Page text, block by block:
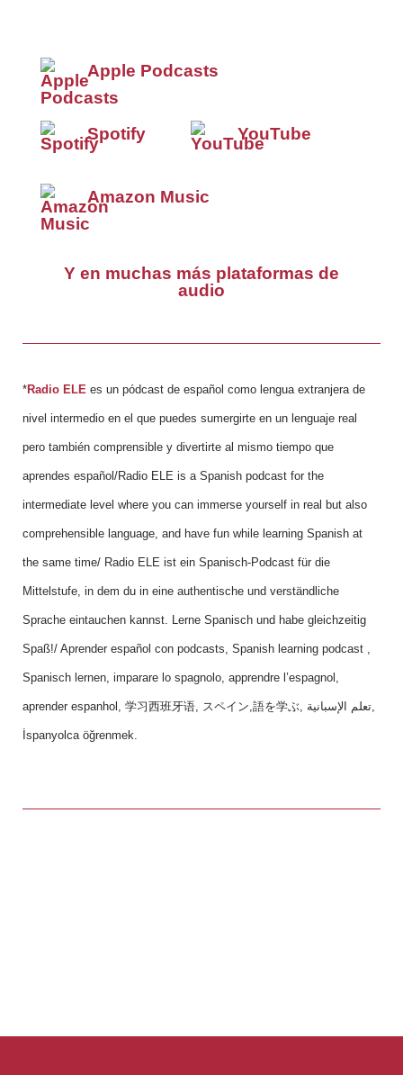
Apple Podcasts
Spotify YouTube
Amazon Music
Y en muchas más plataformas de
audio
*Radio ELE es un pódcast de español como lengua extranjera de
nivel intermedio en el que puedes sumergirte en un lenguaje real
pero también comprensible y divertirte al mismo tiempo que
aprendes español/Radio ELE is a Spanish podcast for the
intermediate level where you can immerse yourself in real but also
comprehensible language, and have fun while learning Spanish at
the same time/ Radio ELE ist ein Spanisch-Podcast für die
Mittelstufe, in dem du in eine authentische und verständliche
Sprache eintauchen kannst. Lerne Spanisch und habe gleichzeitig
Spaß!/ Aprender español con podcasts, Spanish learning podcast ,
Spanisch lernen, imparare lo spagnolo, apprendre l’espagnol,
aprender espanhol, 学习西班牙语, スペイン,語を学ぶ, تعلم الإسبانية,
İspanyolca öğrenmek.